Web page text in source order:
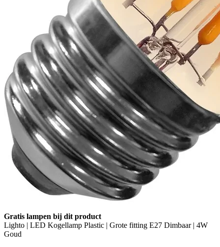
Gratis lampen bij dit product
Lighto | LED Kogellamp Plastic | Grote fitting E27 Dimbaar | 4W
Goud